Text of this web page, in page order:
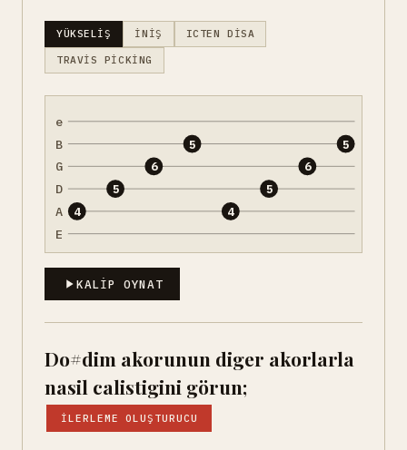
YÜKSELIŞ İNIŞ ICTEN DISA
TRAVIS PICKING
e
B
G
D
A
E
4
5
6
5
4
5
6
5
KALIP OYNAT
Do#dim akorunun diger akorlarla
nasil calistigini görun;
İLERLEME OLUŞTURUCU